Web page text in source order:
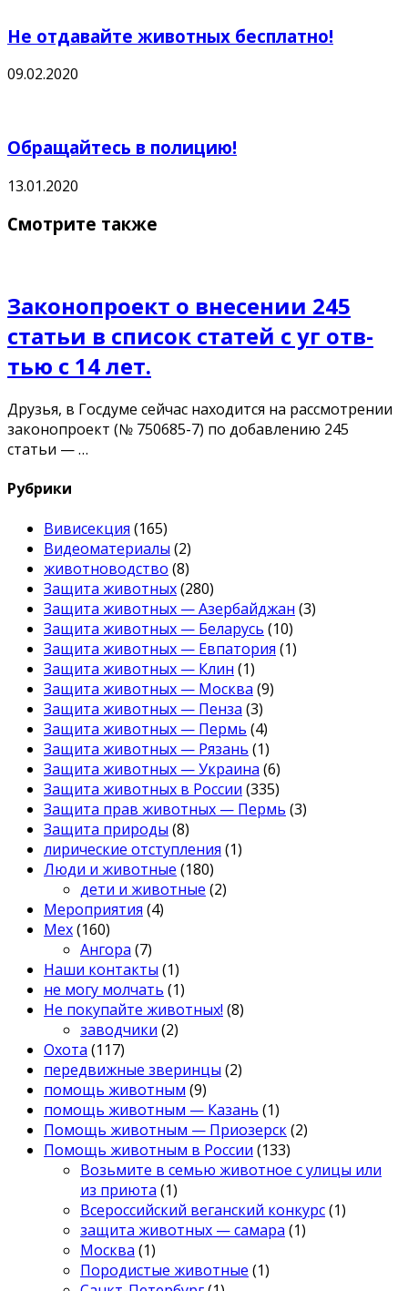
Не отдавайте животных бесплатно!
09.02.2020
Обращайтесь в полицию!
13.01.2020
Смотрите также
Законопроект о внесении 245
статьи в список статей с уг отв-
тью с 14 лет.
Друзья, в Госдуме сейчас находится на рассмотрении
законопроект (№ 750685-7) по добавлению 245
статьи — …
Рубрики
Вивисекция (165)
Видеоматериалы (2)
животноводство (8)
Защита животных(280)
Защита животных — Азербайджан (3)
Защита животных — Беларусь (10)
Защита животных — Евпатория (1)
Защита животных — Клин (1)
Защита животных — Москва (9)
Защита животных — Пенза (3)
Защита животных — Пермь (4)
Защита животных — Рязань (1)
Защита животных — Украина (6)
Защита животных в России (335)
Защита прав животных — Пермь (3)
Защита природы (8)
лирические отступления (1)
Люди и животные (180)
дети и животные (2)
Мероприятия (4)
Мех(160)
Ангора (7)
Наши контакты (1)
не могу молчать (1)
Не покупайте животных! (8)
заводчики (2)
Охота (117)
передвижные зверинцы (2)
помощь животным (9)
помощь животным — Казань (1)
Помощь животным — Приозерск(2)
Помощь животным в России (133)
Возьмите в семью животное с улицы или
из приюта (1)
Всероссийский веганский конкурс(1)
защита животных — самара (1)
Москва (1)
Породистые животные (1)